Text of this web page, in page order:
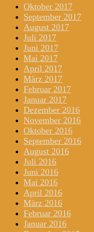
Oktober 2017
September 2017
August 2017
Juli 2017
Juni 2017
Mai 2017
April 2017
März 2017
Februar 2017
Januar 2017
Dezember 2016
November 2016
Oktober 2016
September 2016
August 2016
Juli 2016
Juni 2016
Mai 2016
April 2016
März 2016
Februar 2016
Januar 2016